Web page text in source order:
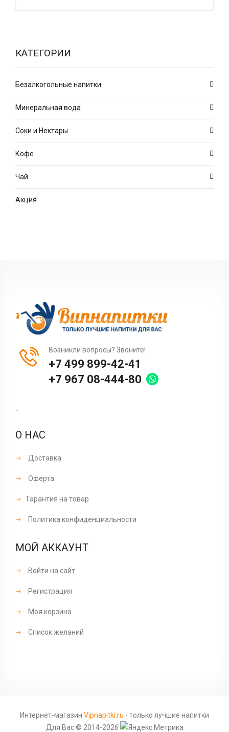
КАТЕГОРИИ
Безалкогольные напитки
Минеральная вода
Соки и Нектары
Кофе
Чай
Акция
Возникли вопросы? Звоните!
+7 499 899-42-41
+7 967 08-444-80
..
О НАС
Доставка
Оферта
Гарантия на товар
Политика конфиденциальности
МОЙ АККАУНТ
Войти на сайт
Регистрация
Моя корзина
Список желаний
Интернет-магазин Vipnapitki.ru - только лучшие напитки
Для Вас © 2014-2026